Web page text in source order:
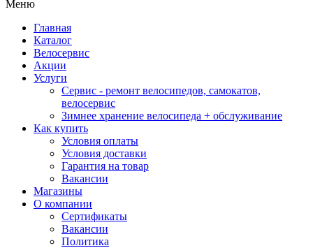
Меню
Главная
Каталог
Велосервис
Акции
Услуги
Сервис - ремонт велосипедов, самокатов,
велосервис
Зимнее хранение велосипеда + обслуживание
Как купить
Условия оплаты
Условия доставки
Гарантия на товар
Вакансии
Магазины
О компании
Сертификаты
Вакансии
Политика